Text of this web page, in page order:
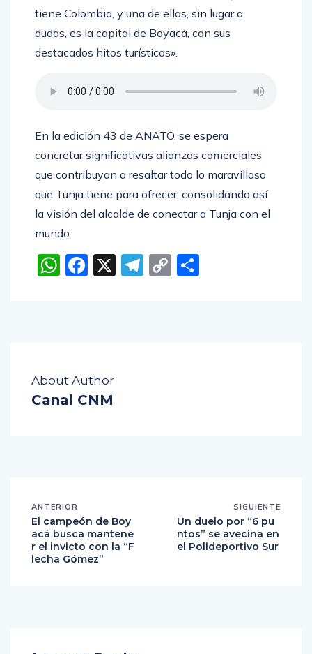
tiene Colombia, y una de ellas, sin lugar a
dudas, es la capital de Boyacá, con sus
destacados hitos turísticos».
En la edición 43 de ANATO, se espera
concretar significativas alianzas comerciales
que contribuyan a resaltar todo lo maravilloso
que Tunja tiene para ofrecer, consolidando así
la visión del alcalde de conectar a Tunja con el
mundo.
WhatsApp
Facebook
X Telegram
Copy
About Author
Canal CNM
ANTERIOR
El campeón de Boy
acá busca mantene
r el invicto con la “F
lecha Gómez”
SIGUIENTE
Un duelo por “6 pu
ntos” se avecina en
el Polideportivo Sur